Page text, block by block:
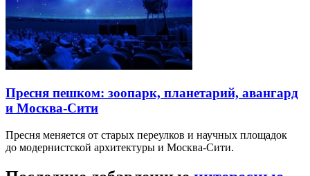
Пресня пешком: зоопарк, планетарий, авангард
и Москва-Сити
Пресня меняется от старых переулков и научных площадок
до модернистской архитектуры и Москва-Сити.